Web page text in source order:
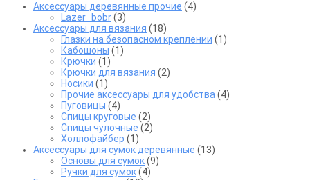
Аксессуары деревянные прочие (4)
Lazer_bobr(3)
Аксессуары для вязания (18)
Глазки на безопасном креплении (1)
Кабошоны (1)
Крючки (1)
Крючки для вязания (2)
Носики (1)
Прочие аксессуары для удобства (4)
Пуговицы (4)
Спицы круговые (2)
Спицы чулочные (2)
Холлофайбер (1)
Аксессуары для сумок деревянные (13)
Основы для сумок(9)
Ручки для сумок(4)